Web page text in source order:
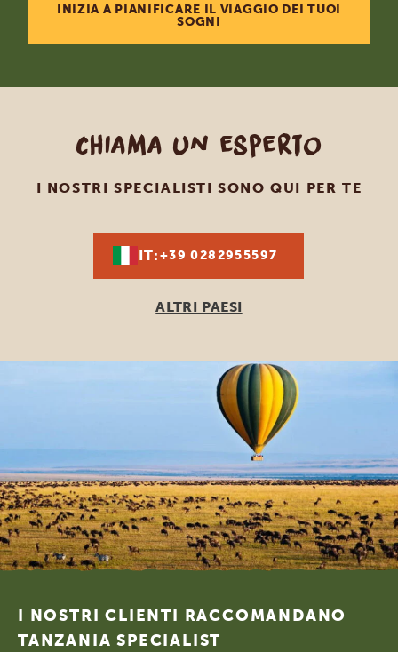
INIZIA A PIANIFICARE IL VIAGGIO DEI TUOI
SOGNI
Chiama un esperto
I NOSTRI SPECIALISTI SONO QUI PER TE
IT:+39 0282955597
ALTRI PAESI
Footer
I NOSTRI CLIENTI RACCOMANDANO
TANZANIA SPECIALIST